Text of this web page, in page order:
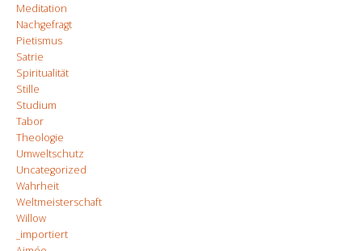
Meditation
Nachgefragt
Pietismus
Satrie
Spiritualität
Stille
Studium
Tabor
Theologie
Umweltschutz
Uncategorized
Wahrheit
Weltmeisterschaft
Willow
_importiert